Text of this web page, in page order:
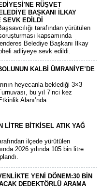
RÜŞVET
BAŞKANI İLKAY
SEVK EDİLDİ
tarafından yürütülen
kapsamında
Belediye Başkanı İlkay
adliyeye sevk edildi.
KALBİ ÜMRANİYE’DE
heyecanla beklediği 3×3
bu yıl 7’nci kez
Alanı’nda
LİTRE BİTKİSEL ATIK YAĞ
ilçede yürütülen
2026 yılında 105 bin litre
YENİ DÖNEM:30 BİN
DEDEKTÖRLÜ ARAMA